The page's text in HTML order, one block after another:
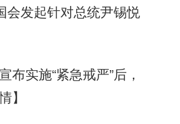
发起针对总统尹锡悦
实施“紧急戒严”后，
】